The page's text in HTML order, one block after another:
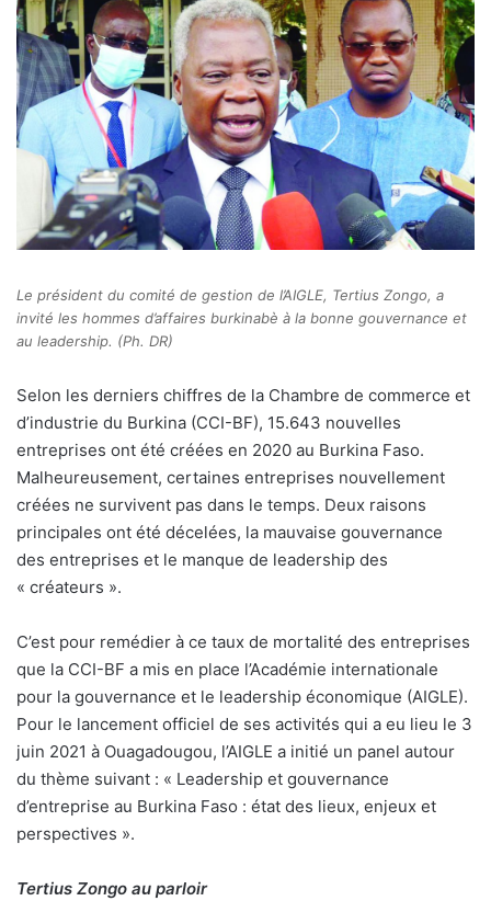
Le président du comité de gestion de l’AIGLE, Tertius Zongo, a
invité les hommes d’affaires burkinabè à la bonne gouvernance et
au leadership. (Ph. DR)
Selon les derniers chiffres de la Chambre de commerce et
d’industrie du Burkina (CCI-BF), 15.643 nouvelles
entreprises ont été créées en 2020 au Burkina Faso.
Malheureusement, certaines entreprises nouvellement
créées ne survivent pas dans le temps. Deux raisons
principales ont été décelées, la mauvaise gouvernance
des entreprises et le manque de leadership des
« créateurs ».
C’est pour remédier à ce taux de mortalité des entreprises
que la CCI-BF a mis en place l’Académie internationale
pour la gouvernance et le leadership économique (AIGLE).
Pour le lancement officiel de ses activités qui a eu lieu le 3
juin 2021 à Ouagadougou, l’AIGLE a initié un panel autour
du thème suivant : « Leadership et gouvernance
d’entreprise au Burkina Faso : état des lieux, enjeux et
perspectives ».
Tertius Zongo au parloir